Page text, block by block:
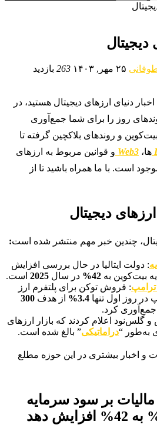
دیجیتال
طوفانی ۲۵ مهر, ۱۴۰۳ 263 بازدید
اخبار دنیای ارزهای دیجیتال هستید، در
روز را برای شما جمع‌آوری
و روندهای بلاکچین گرفته تا
ها، Web3 و قوانین مربوط به ارزهای
است. با ما همراه باشید تا از
دیجیتال
چندین خبر مهم منتشر شده است:
: دولت ایتالیا در حال بررسی افزایش
بیت‌کوین به 42% در سال 2025 است.
: فروش توکن برای پلتفرم ارز
در روز اول تنها 3.4% از هدف 300
جمع‌آوری کرد.
گلس‌نود اعلام کردند که بازار ارزهای
به‌طور “دراماتیکی” بالغ شده است.
و اخبار بیشتری در این حوزه مطلع
مالیات بر سود سرمایه
به افزایش دهد